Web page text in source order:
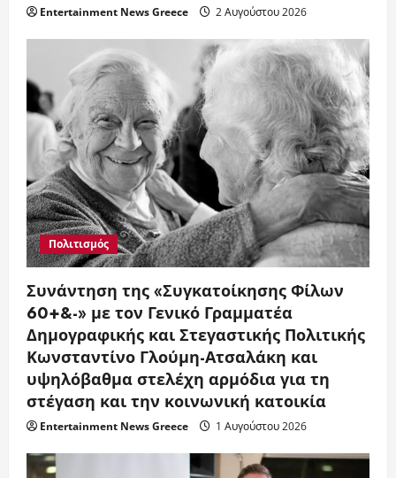
Entertainment News Greece 2 Αυγούστου 2026
Πολιτισμός
Συνάντηση της «Συγκατοίκησης Φίλων
60+&-» με τον Γενικό Γραμματέα
Δημογραφικής και Στεγαστικής Πολιτικής
Κωνσταντίνο Γλούμη-Ατσαλάκη και
υψηλόβαθμα στελέχη αρμόδια για τη
στέγαση και την κοινωνική κατοικία
Entertainment News Greece 1 Αυγούστου 2026